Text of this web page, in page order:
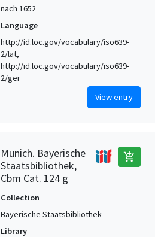
nach 1652
Language
http://id.loc.gov/vocabulary/iso639-
2/lat,
http://id.loc.gov/vocabulary/iso639-
2/ger
View entry
Munich. Bayerische
Staatsbibliothek,
Cbm Cat. 124 g
add_shopping_cart
Collection
Bayerische Staatsbibliothek
Library